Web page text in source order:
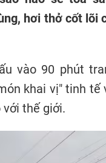
hơi thở cốt lõi
vào 90 phút
khai vị" tinh tế
với thế giới.